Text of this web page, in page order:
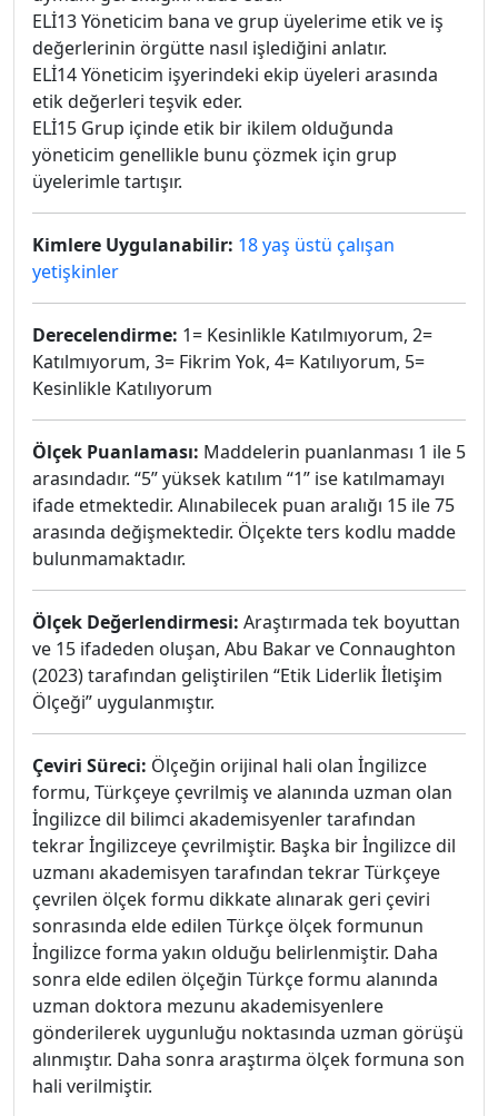
ELİ13 Yöneticim bana ve grup üyelerime etik ve iş
değerlerinin örgütte nasıl işlediğini anlatır.
ELİ14 Yöneticim işyerindeki ekip üyeleri arasında
etik değerleri teşvik eder.
ELİ15 Grup içinde etik bir ikilem olduğunda
yöneticim genellikle bunu çözmek için grup
üyelerimle tartışır.
Kimlere Uygulanabilir: 18 yaş üstü çalışan
yetişkinler
Derecelendirme: 1= Kesinlikle Katılmıyorum, 2=
Katılmıyorum, 3= Fikrim Yok, 4= Katılıyorum, 5=
Kesinlikle Katılıyorum
Ölçek Puanlaması: Maddelerin puanlanması 1 ile 5
arasındadır. “5” yüksek katılım “1” ise katılmamayı
ifade etmektedir. Alınabilecek puan aralığı 15 ile 75
arasında değişmektedir. Ölçekte ters kodlu madde
bulunmamaktadır.
Ölçek Değerlendirmesi: Araştırmada tek boyuttan
ve 15 ifadeden oluşan, Abu Bakar ve Connaughton
(2023) tarafından geliştirilen “Etik Liderlik İletişim
Ölçeği” uygulanmıştır.
Çeviri Süreci: Ölçeğin orijinal hali olan İngilizce
formu, Türkçeye çevrilmiş ve alanında uzman olan
İngilizce dil bilimci akademisyenler tarafından
tekrar İngilizceye çevrilmiştir. Başka bir İngilizce dil
uzmanı akademisyen tarafından tekrar Türkçeye
çevrilen ölçek formu dikkate alınarak geri çeviri
sonrasında elde edilen Türkçe ölçek formunun
İngilizce forma yakın olduğu belirlenmiştir. Daha
sonra elde edilen ölçeğin Türkçe formu alanında
uzman doktora mezunu akademisyenlere
gönderilerek uygunluğu noktasında uzman görüşü
alınmıştır. Daha sonra araştırma ölçek formuna son
hali verilmiştir.